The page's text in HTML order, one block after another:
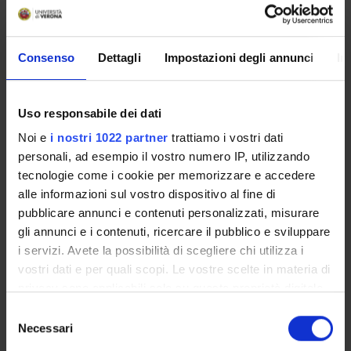
Consenso Dettagli Impostazioni degli annunci
Uso responsabile dei dati
Noi e i nostri 1022 partner trattiamo i vostri dati
personali, ad esempio il vostro numero IP, utilizzando
tecnologie come i cookie per memorizzare e accedere
alle informazioni sul vostro dispositivo al fine di
pubblicare annunci e contenuti personalizzati, misurare
gli annunci e i contenuti, ricercare il pubblico e sviluppare
i servizi. Avete la possibilità di scegliere chi utilizza i
vostri dati e per quali scopi. Le vostre scelte in materia di
modificare o revocare il proprio consenso in qualsiasi
momento dalla Dichiarazione sui cookie o facendo clic
delNecessari
Ritorno d’investimento:
Unità industriale: traslazione in attività scalabile alla
produttività R&S;
Unità accademica: acquisizione di know-how
ENTI FINANZIATORI:
Finanziamento:
assegnato e gestito dal Dipartimento
Finanziamento:assegnato e gestito dal Dipartimento
Finanziamento:assegnato e gestito dal Dipartimento
Alessia Auber